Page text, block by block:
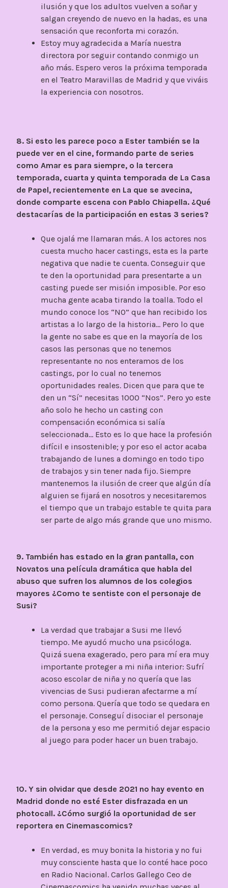
ilusión y que los adultos vuelven a soñar y
salgan creyendo de nuevo en la hadas, es una
sensación que reconforta mi corazón.
Estoy muy agradecida a María nuestra
directora por seguir contando conmigo un
año más. Espero veros la próxima temporada
en el Teatro Maravillas de Madrid y que viváis
la experiencia con nosotros.
8. Si esto les parece poco a Ester también se la
puede ver en el cine, formando parte de series
como Amar es para siempre, o la tercera
temporada, cuarta y quinta temporada de La Casa
de Papel, recientemente en La que se avecina,
donde comparte escena con Pablo Chiapella. ¿Qué
destacarías de la participación en estas 3 series?
Que ojalá me llamaran más. A los actores nos
cuesta mucho hacer castings, esta es la parte
negativa que nadie te cuenta. Conseguir que
te den la oportunidad para presentarte a un
casting puede ser misión imposible. Por eso
mucha gente acaba tirando la toalla. Todo el
mundo conoce los “NO” que han recibido los
artistas a lo largo de la historia… Pero lo que
la gente no sabe es que en la mayoría de los
casos las personas que no tenemos
representante no nos enteramos de los
castings, por lo cual no tenemos
oportunidades reales. Dicen que para que te
den un “Sí” necesitas 1000 “Nos”. Pero yo este
año solo he hecho un casting con
compensación económica si salía
seleccionada… Esto es lo que hace la profesión
difícil e insostenible; y por eso el actor acaba
trabajando de lunes a domingo en todo tipo
de trabajos y sin tener nada fijo. Siempre
mantenemos la ilusión de creer que algún día
alguien se fijará en nosotros y necesitaremos
el tiempo que un trabajo estable te quita para
ser parte de algo más grande que uno mismo.
9. También has estado en la gran pantalla, con
Novatos una película dramática que habla del
abuso que sufren los alumnos de los colegios
mayores ¿Como te sentiste con el personaje de
Susi?
La verdad que trabajar a Susi me llevó
tiempo. Me ayudó mucho una psicóloga.
Quizá suena exagerado, pero para mí era muy
importante proteger a mi niña interior: Sufrí
acoso escolar de niña y no quería que las
vivencias de Susi pudieran afectarme a mí
como persona. Quería que todo se quedara en
el personaje. Conseguí disociar el personaje
de la persona y eso me permitió dejar espacio
al juego para poder hacer un buen trabajo.
10. Y sin olvidar que desde 2021 no hay evento en
Madrid donde no esté Ester disfrazada en un
photocall. ¿Cómo surgió la oportunidad de ser
reportera en Cinemascomics?
En verdad, es muy bonita la historia y no fui
muy consciente hasta que lo conté hace poco
en Radio Nacional. Carlos Gallego Ceo de